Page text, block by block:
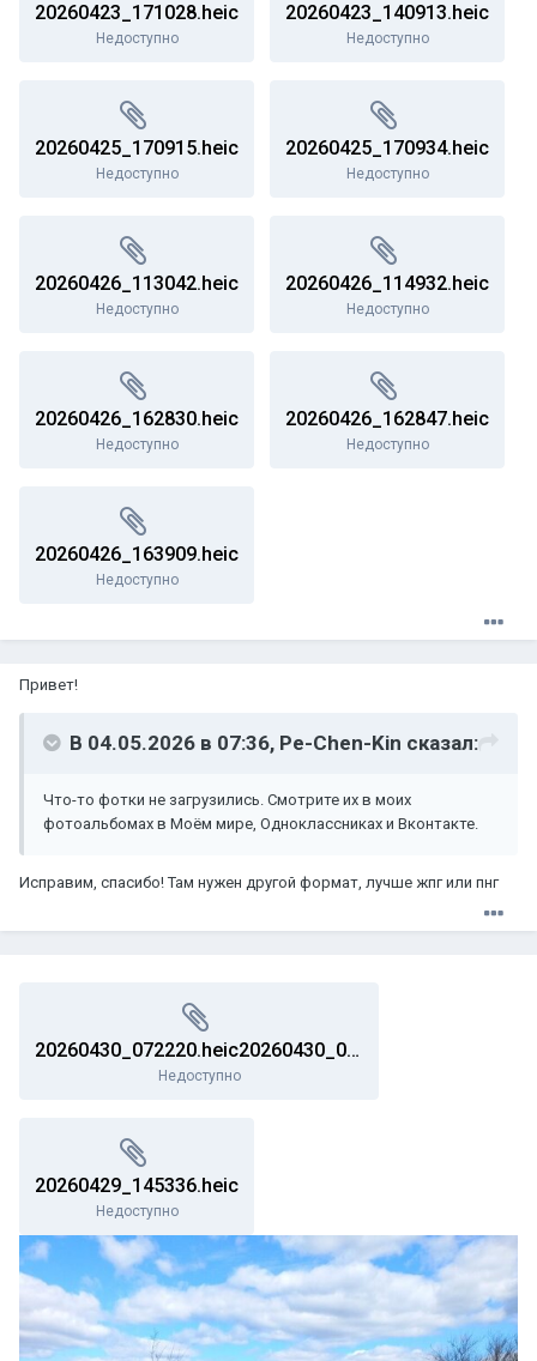
20260423_171028.heic
Недоступно
20260423_140913.heic
Недоступно
20260425_170915.heic
Недоступно
20260425_170934.heic
Недоступно
20260426_113042.heic
Недоступно
20260426_114932.heic
Недоступно
20260426_162830.heic
Недоступно
20260426_162847.heic
Недоступно
20260426_163909.heic
Недоступно
Привет!
В 04.05.2026 в 07:36, Pe-Chen-Kin сказал:
Что-то фотки не загрузились. Смотрите их в моих
фотоальбомах в Моём мире, Одноклассниках и Вконтакте.
Исправим, спасибо! Там нужен другой формат, лучше жпг или пнг
20260430_072220.heic20260430_072220.heic
Недоступно
20260429_145336.heic
Недоступно